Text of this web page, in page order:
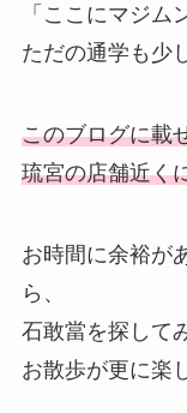
「ここにマジム
ただの通学も少
このブログに載
琉宮の店舗近く
お時間に余裕が
ら、
石敢當を探して
お散歩が更に楽